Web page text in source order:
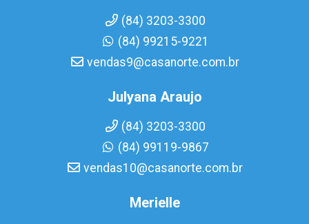
(84) 3203-3300
(84) 99215-9221
vendas9@casanorte.com.br
Julyana Araujo
(84) 3203-3300
(84) 99119-9867
vendas10@casanorte.com.br
Merielle